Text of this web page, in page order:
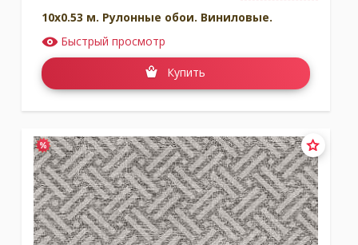
10x0.53 м. Рулонные обои. Виниловые.
Быстрый просмотр
Купить